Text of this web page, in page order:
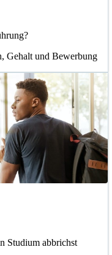
Gehalt und Bewerbung
Studium abbrichst